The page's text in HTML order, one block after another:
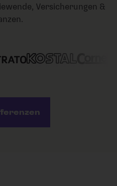
Versicherungen &